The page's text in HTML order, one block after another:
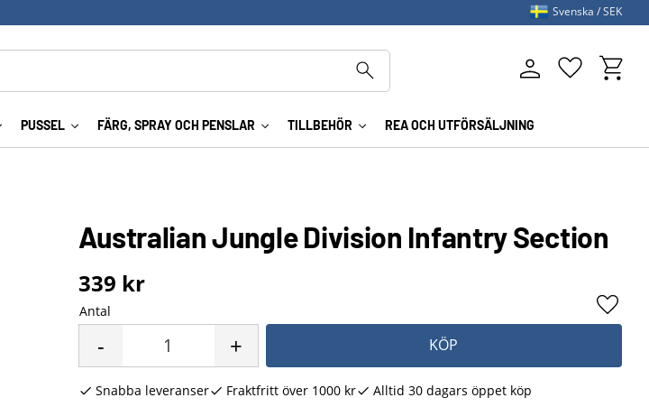
PUSSEL FÄRG, SPRAY OCH PENSLAR TILLBEHÖR REA OCH UTFÖRSÄLJNING
Favoriter
Svenska SEK
Australian Jungle Division Infantry Section
339 kr
Antal
+
- KÖP
Lägg
Snabba leveranser Fraktfritt över 1000 kr Alltid 30 dagars öppet köp